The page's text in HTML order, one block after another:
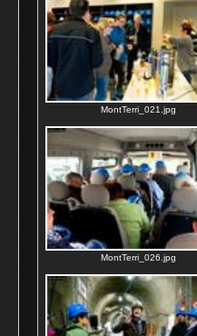
MontTerri_021.jpg
MontTerri_026.jpg